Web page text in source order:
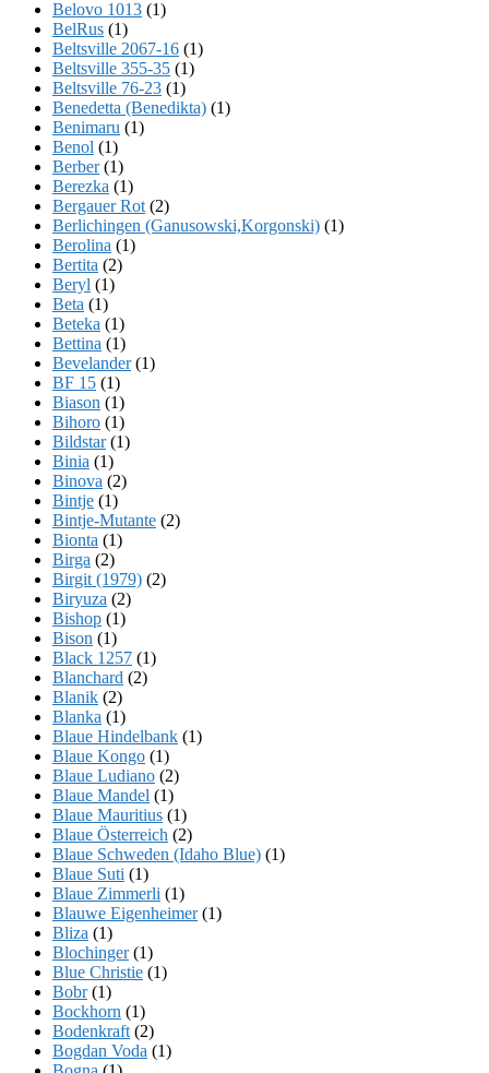
Belovo 1013 (1)
BelRus (1)
Beltsville 2067-16 (1)
Beltsville 355-35 (1)
Beltsville 76-23 (1)
Benedetta (Benedikta) (1)
Benimaru (1)
Benol (1)
Berber(1)
Berezka (1)
Bergauer Rot (2)
Berlichingen (Ganusowski,Korgonski) (1)
Berolina (1)
Bertita (2)
Beryl (1)
Beta (1)
Beteka (1)
Bettina (1)
Bevelander(1)
BF 15 (1)
Biason (1)
Bihoro (1)
Bildstar(1)
Binia (1)
Binova (2)
Bintje (1)
Bintje-Mutante (2)
Bionta (1)
Birga (2)
Birgit (1979) (2)
Biryuza (2)
Bishop (1)
Bison (1)
Black 1257 (1)
Blanchard (2)
Blanik (2)
Blanka (1)
Blaue Hindelbank (1)
Blaue Kongo (1)
Blaue Ludiano (2)
Blaue Mandel (1)
Blaue Mauritius (1)
Blaue Österreich (2)
Blaue Schweden (Idaho Blue) (1)
Blaue Suti (1)
Blaue Zimmerli (1)
Blauwe Eigenheimer(1)
Bliza (1)
Blochinger(1)
Blue Christie (1)
Bobr(1)
Bockhorn (1)
Bodenkraft (2)
Bogdan Voda (1)